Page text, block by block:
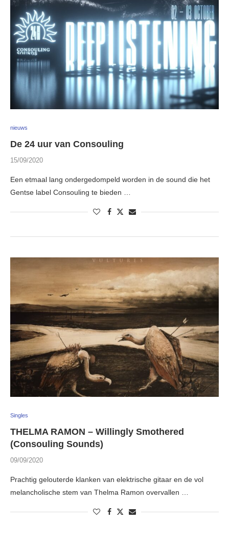
nieuws
De 24 uur van Consouling
15/09/2020
Een etmaal lang ondergedompeld worden in de sound die het
Gentse label Consouling te bieden …
Singles
THELMA RAMON – Willingly Smothered
(Consouling Sounds)
09/09/2020
Prachtig gelouterde klanken van elektrische gitaar en de vol
melancholische stem van Thelma Ramon overvallen …